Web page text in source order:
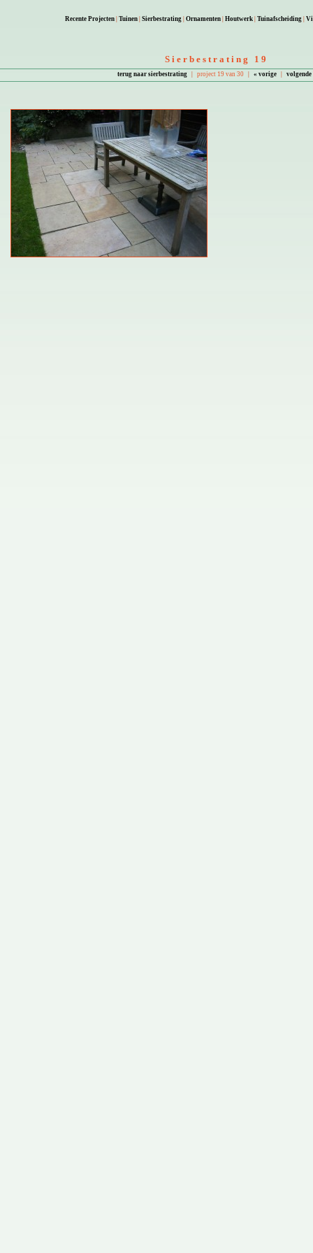
Recente Projecten Tuinen Sierbestrating Ornamenten Houtwerk Tuinafscheiding
Sierbestrating 19
terug naar sierbestrating| project 19 van 30| « vorige| volgende